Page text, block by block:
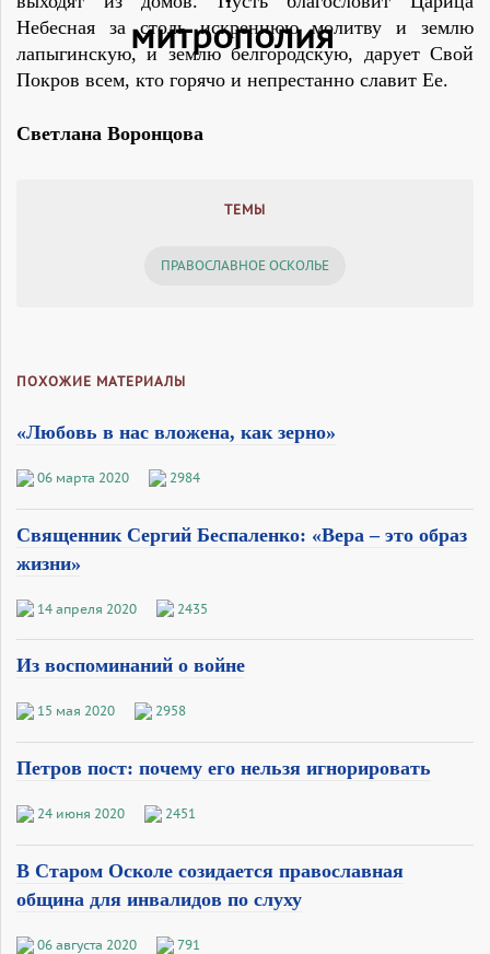
Небесная за столь искреннюю молитву и землю
лапыгинскую, и землю белгородскую, дарует Свой
Покров всем, кто горячо и непрестанно славит Ее.
Светлана Воронцова
ТЕМЫ
ПРАВОСЛАВНОЕ ОСКОЛЬЕ
ПОХОЖИЕ МАТЕРИАЛЫ
«Любовь в нас вложена, как зерно»
06 марта 2020 2984
Священник Сергий Беспаленко: «Вера – это образ
жизни»
14 апреля 2020 2435
Из воспоминаний о войне
15 мая 2020 2958
Петров пост: почему его нельзя игнорировать
24 июня 2020 2451
В Старом Осколе созидается православная
община для инвалидов по слуху
06 августа 2020 791